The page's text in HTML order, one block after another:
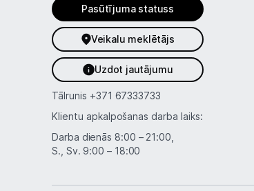
Pasūtījuma statuss
Veikalu meklētājs
Uzdot jautājumu
Tālrunis +371 67333733
Klientu apkalpošanas darba laiks:
Darba dienās 8:00 – 21:00,
S., Sv. 9:00 – 18:00